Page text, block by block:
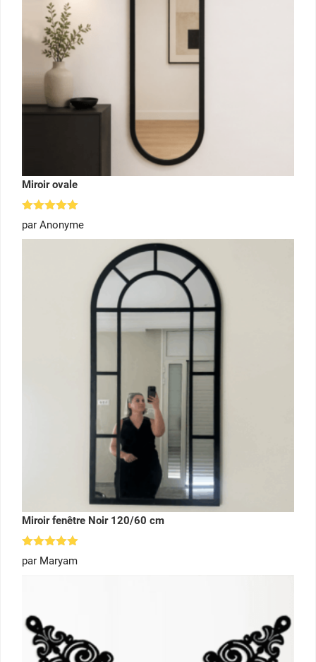
Miroir ovale
Note
sur 5
par Anonyme
Miroir fenêtre Noir 120/60 cm
Note
sur 5
par Maryam